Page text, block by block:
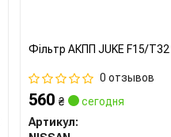
Фільтр АКПП JUKE F15/T32
0 отзывов
560₴
сегодня
Артикул: